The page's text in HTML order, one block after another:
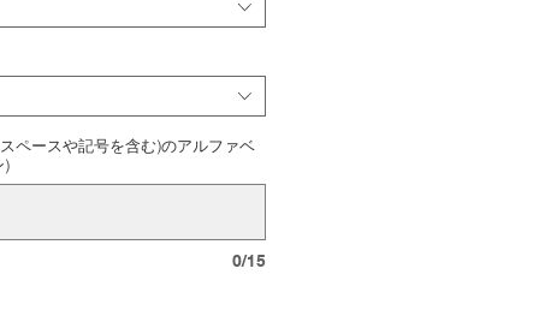
ペースや記号を含む)のアルファベ
)
0/15